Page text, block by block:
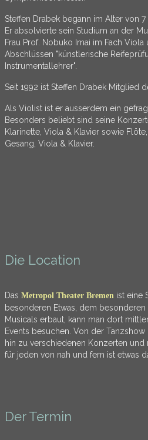
Steffen Drabek begann im Alter von
Er absolvierte sein Studium an der
Frau Prof. Nobuko Imai im Fach
Abschlüssen "künstlerische
Instrumentallehrer".
Seit 1992 ist Steffen Drabek Mitglied
Als Violist ist er ausserdem ein
Besonders beliebt sind seine
Klarinette, Viola & Klavier sowie
Gesang, Viola & Klavier.
Die Location
Das Metropol Theater Bremen ist eine
besonderen Etwas, dem
Musicals erbaut, kann man dort
Events besuchen. Von der
hin zu verschiedenen Konzerten und
für jeden von nah und fern ist etwas
Der Termin